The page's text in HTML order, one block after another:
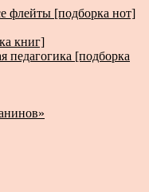
флейты [подборка нот]
книг]
педагогика [подборка